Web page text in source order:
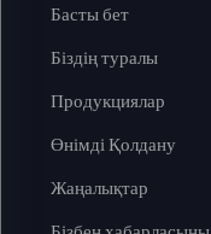
Басты бет
Біздің туралы
Продукциялар
Өнімді Қолдану
Жаңалықтар